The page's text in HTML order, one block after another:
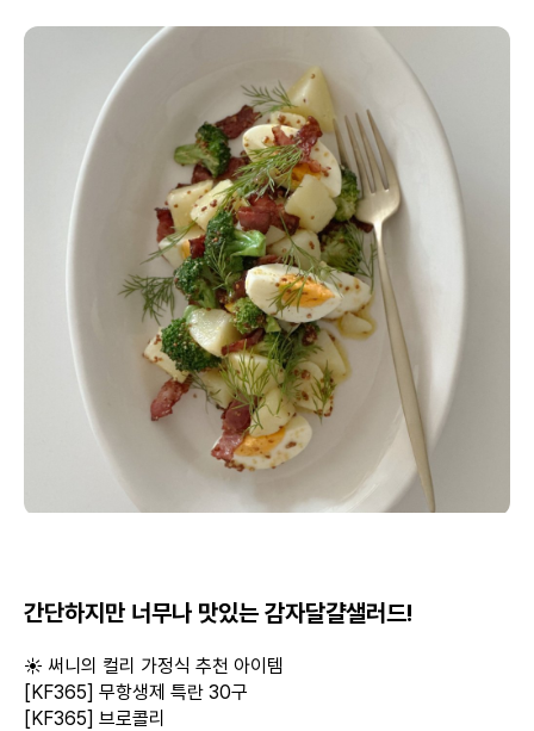
간단하지만 너무나 맛있는 감자달걀샐러드!
☀️ 써니의 컬리 가정식 추천 아이템
[KF365] 무항생제 특란 30구
[KF365] 브로콜리